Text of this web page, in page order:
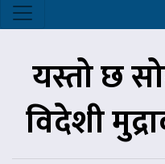
यस्तो छ
विदेशी